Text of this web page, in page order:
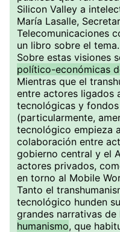
Silicon Valley a
María Lasalle,
Telecomunicaciones
un libro sobre el tema.
Sobre estas visiones
político-económicas
Mientras que el
entre actores ligados
tecnológicas y
(particularmente,
tecnológico empieza
colaboración entre
gobierno central y el
actores privados,
en torno al Mobile
Tanto el
tecnológico hunden
grandes narrativas
humanismo, que